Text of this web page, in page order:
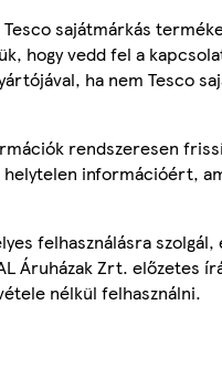
sajátmárkás
hogy vedd fel a
ha nem Tesco
rendszeresen
információért,
felhasználásra
Áruházak Zrt. előzetes
nélkül felhasználni.